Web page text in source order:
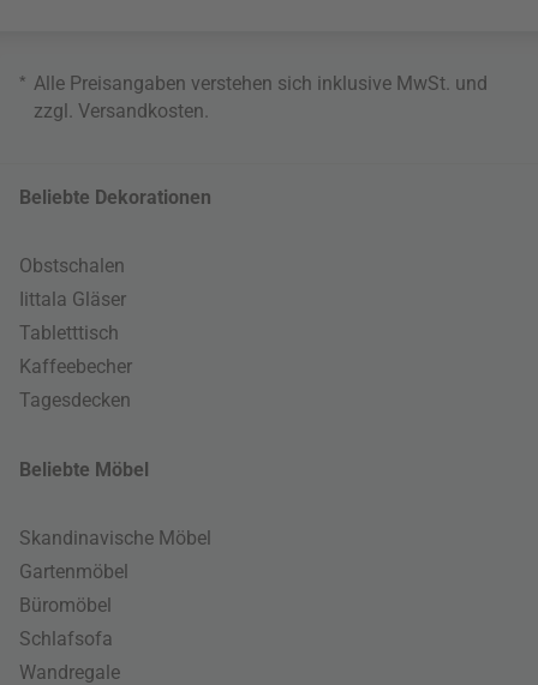
* Alle Preisangaben verstehen sich inklusive MwSt. und
zzgl. Versandkosten
Beliebte Dekorationen
Obstschalen
Iittala Gläser
Tabletttisch
Kaffeebecher
Tagesdecken
Beliebte Möbel
Skandinavische Möbel
Gartenmöbel
Büromöbel
Schlafsofa
Wandregale